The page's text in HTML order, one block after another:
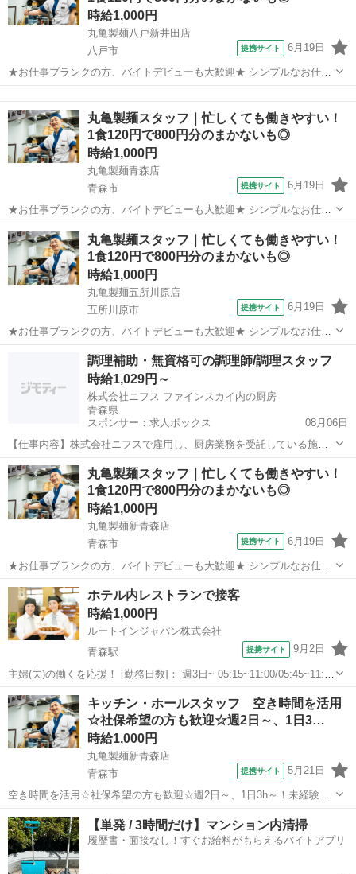
時給1,000円
丸亀製麺八戸新井田店
八戸市
提携サイト 6月19日
★お仕事ブランクの方、バイトデビューも大歓迎★ シンプルなお仕事
がほとんど◎ ・業務は細かく分けて分担／一つ一つの仕事が効率よく
できる仕組み ・丁寧な研修としっかりとしたレシピ完備 未経験の方で
も安心できる体制でお待ちしてい...
丸亀製麺スタッフ｜忙しくても働きやすい！
1食120円で800円分のまかないも◎
時給1,000円
丸亀製麺青森店
青森市
提携サイト 6月19日
★お仕事ブランクの方、バイトデビューも大歓迎★ シンプルなお仕事
がほとんど◎ ・業務は細かく分けて分担／一つ一つの仕事が効率よく
できる仕組み ・丁寧な研修としっかりとしたレシピ完備 未経験の方で
も安心できる体制でお待ちしてい...
青森 青森市 レストラン
丸亀製麺スタッフ｜忙しくても働きやすい！
1食120円で800円分のまかないも◎
時給1,000円
丸亀製麺五所川原店
五所川原市
提携サイト 6月19日
★お仕事ブランクの方、バイトデビューも大歓迎★ シンプルなお仕事
がほとんど◎ ・業務は細かく分けて分担／一つ一つの仕事が効率よく
できる仕組み ・丁寧な研修としっかりとしたレシピ完備 未経験の方で
も安心できる体制でお待ちしてい...
五所川原市 レストラン
調理補助・無資格可の調理師/調理スタッフ
時給1,029円～
株式会社ニフス ファインスカイ内の厨房
青森県
スポンサー：求人ボックス
08月06日
【仕事内容】株式会社ニフスで雇用し、厨房業務を受託している施設
で就業していただきます。 下記のお仕事をお任せします。 調理業務
調理補助業務(仕込、盛付、配膳・下膳、食器等の洗浄など) 厨房の清
掃 など 難しい業務がないので、未経...
アルバイト・パート
丸亀製麺スタッフ｜忙しくても働きやすい！
1食120円で800円分のまかないも◎
時給1,000円
丸亀製麺新青森店
青森市
提携サイト 6月19日
★お仕事ブランクの方、バイトデビューも大歓迎★ シンプルなお仕事
がほとんど◎ ・業務は細かく分けて分担／一つ一つの仕事が効率よく
できる仕組み ・丁寧な研修としっかりとしたレシピ完備 未経験の方で
も安心できる体制でお待ちしてい...
青森 青森市 レストラン
ホテル内レストランで接客
時給1,000円
ルートインジャパン株式会社
青森駅
提携サイト 9月2日
主婦(夫)の働くを応援！ [勤務日数]： 週3日~ 05:15~11:00/05:45~11:00
月/火/水/木/金/土/日 などから選べます [勤務地・最寄駅]： 青森県青森
市新町1-1-24 ルートイン青森駅前 青...
青森 青森市
キッチン・ホールスタッフ 空き時間を活用
☆社保希望の方も歓迎☆週2日～、1日3…
時給1,000円
丸亀製麺新青森店
青森市
提携サイト 5月21日
空き時間を活用☆社保希望の方も歓迎☆週2日～、1日3h～！未経験歓
迎◎まかない有！シフトは1週間毎♪ シフトの融通が利くので、働きや
すさ抜群！ 「お迎えの14時まで」「夕飯準備の17時まで」 「学校帰
りに夕方から」「夜の短...
青森 青森市 レストラン
【単発 / 3時間だけ】マンション内清掃
履歴書・面接なし！すぐお給料がもらえるバイトアプリ